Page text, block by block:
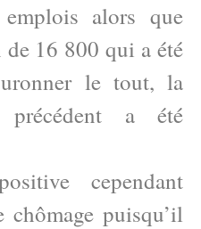
alors que
16 800 qui a été
le tout, la
a été
cependant
puisqu’il